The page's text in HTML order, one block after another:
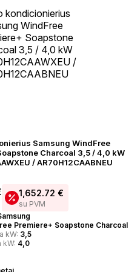
Samsung WindFree
Charcoal 3,5 / 4,0 kW
/ AR70H12CAABNEU
1,652.72 €
su PVM
Premiere+ Soapstone Charcoal
kW: 3,5
kW: 4,0